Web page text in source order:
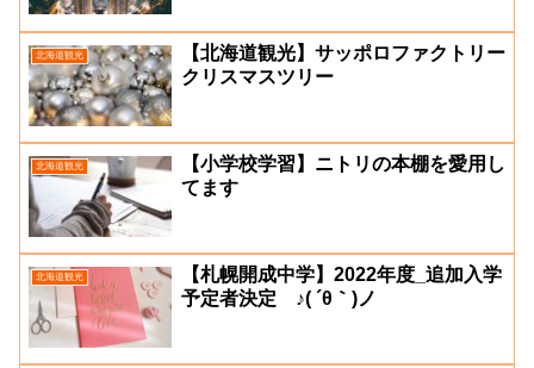
北海道観光
【北海道観光】サッポロファクトリー
クリスマスツリー
北海道観光
【小学校学習】ニトリの本棚を愛用し
てます
北海道観光
【札幌開成中学】2022年度_追加入学
予定者決定 ♪( ´θ｀)ノ